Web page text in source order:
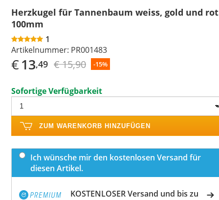
Herzkugel für Tannenbaum weiss, gold und rot
100mm
1
Artikelnummer: PR001483
€13,49 € 15,90 -15%
Sofortige Verfügbarkeit
ZUM WARENKORB HINZUFÜGEN
Ich wünsche mir den kostenlosen Versand für
diesen Artikel.
KOSTENLOSER Versand und bis zu